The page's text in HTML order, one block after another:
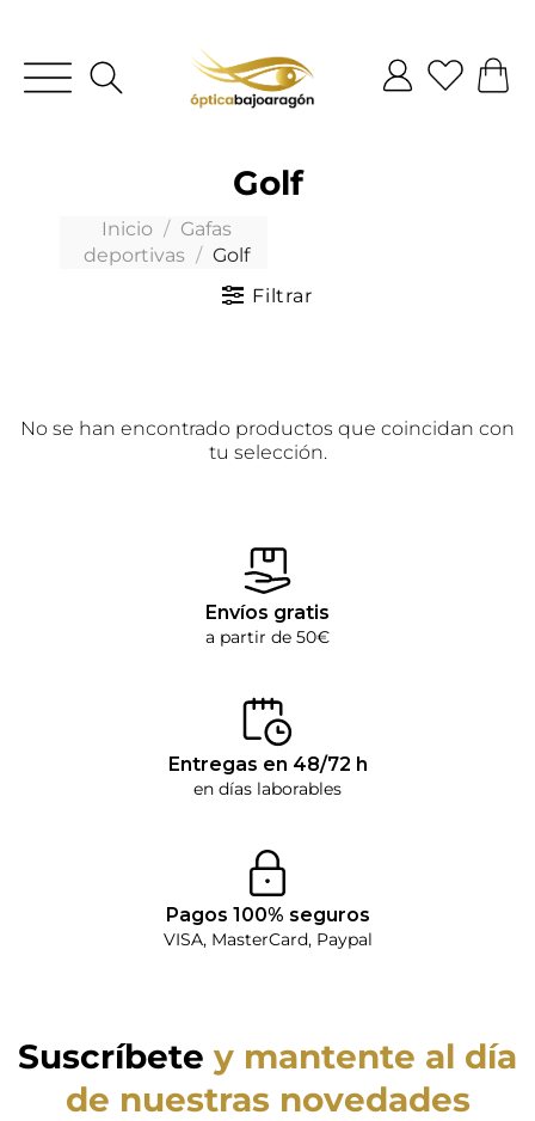
Golf
Inicio / Gafas
deportivas / Golf
Filtrar
No se han encontrado productos que coincidan con
tu selección.
Envíos gratis
a partir de 50€
Entregas en 48/72 h
en días laborables
Pagos 100% seguros
VISA, MasterCard, Paypal
Suscríbete y mantente al día
de nuestras novedades